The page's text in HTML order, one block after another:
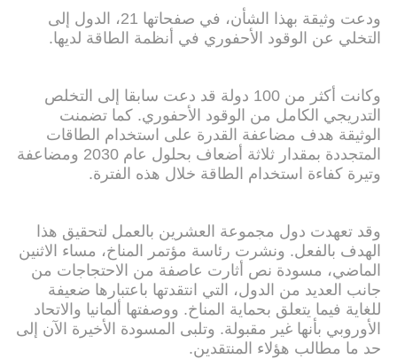
ودعت وثيقة بهذا الشأن، في صفحاتها 21، الدول إلى
التخلي عن الوقود الأحفوري في أنظمة الطاقة لديها.
وكانت أكثر من 100 دولة قد دعت سابقا إلى التخلص
التدريجي الكامل من الوقود الأحفوري. كما تضمنت
الوثيقة هدف مضاعفة القدرة على استخدام الطاقات
المتجددة بمقدار ثلاثة أضعاف بحلول عام 2030 ومضاعفة
وتيرة كفاءة استخدام الطاقة خلال هذه الفترة.
وقد تعهدت دول مجموعة العشرين بالعمل لتحقيق هذا
الهدف بالفعل. ونشرت رئاسة مؤتمر المناخ، مساء الاثنين
الماضي، مسودة نص أثارت عاصفة من الاحتجاجات من
جانب العديد من الدول، التي انتقدتها باعتبارها ضعيفة
للغاية فيما يتعلق بحماية المناخ. ووصفتها ألمانيا والاتحاد
الأوروبي بأنها غير مقبولة. وتلبى المسودة الأخيرة الآن إلى
حد ما مطالب هؤلاء المنتقدين.